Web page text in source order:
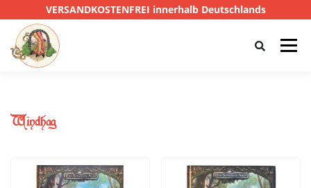
VERSANDKOSTENFREI innerhalb Deutschlands
Menü
Windhag